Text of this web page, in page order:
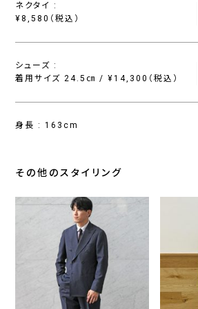
ネクタイ :
¥8,580（税込）
シューズ :
着用サイズ 24.5㎝ / ¥14,300（税込）
身長 : 163cm
その他のスタイリング